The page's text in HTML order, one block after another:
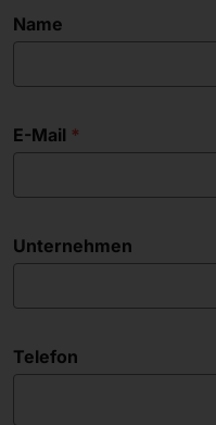
Name
E-Mail
Unternehmen
Telefon